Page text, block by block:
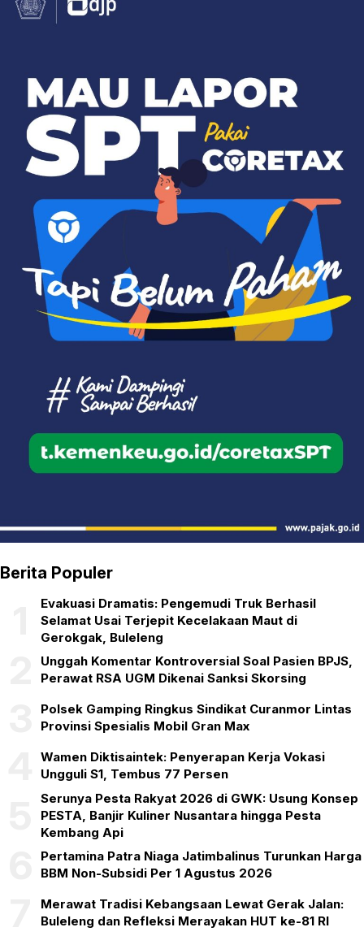
Berita Populer
Evakuasi Dramatis: Pengemudi Truk Berhasil
Selamat Usai Terjepit Kecelakaan Maut di
Gerokgak, Buleleng
Unggah Komentar Kontroversial Soal Pasien BPJS,
Perawat RSA UGM Dikenai Sanksi Skorsing
Polsek Gamping Ringkus Sindikat Curanmor Lintas
Provinsi Spesialis Mobil Gran Max
Wamen Diktisaintek: Penyerapan Kerja Vokasi
Ungguli S1, Tembus 77 Persen
Serunya Pesta Rakyat 2026 di GWK: Usung Konsep
PESTA, Banjir Kuliner Nusantara hingga Pesta
Kembang Api
Pertamina Patra Niaga Jatimbalinus Turunkan Harga
BBM Non-Subsidi Per 1 Agustus 2026
Merawat Tradisi Kebangsaan Lewat Gerak Jalan:
Buleleng dan Refleksi Merayakan HUT ke-81 RI